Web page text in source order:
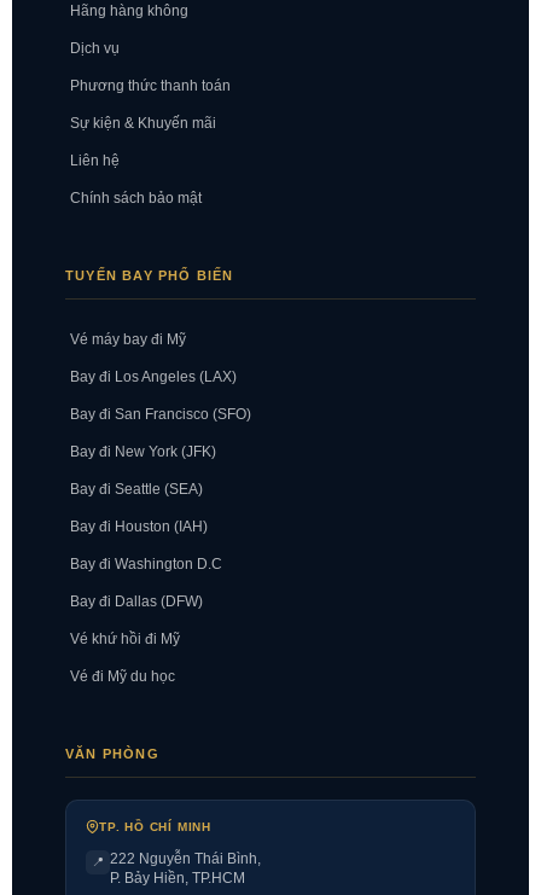
Hãng hàng không
Dịch vụ
Phương thức thanh toán
Sự kiện & Khuyến mãi
Liên hệ
Chính sách bảo mật
TUYẾN BAY PHỔ BIẾN
Vé máy bay đi Mỹ
Bay đi Los Angeles (LAX)
Bay đi San Francisco (SFO)
Bay đi New York (JFK)
Bay đi Seattle (SEA)
Bay đi Houston (IAH)
Bay đi Washington D.C
Bay đi Dallas (DFW)
Vé khứ hồi đi Mỹ
Vé đi Mỹ du học
VĂN PHÒNG
TP. HỒ CHÍ MINH
📍 222 Nguyễn Thái Bình,
P. Bảy Hiền, TP.HCM